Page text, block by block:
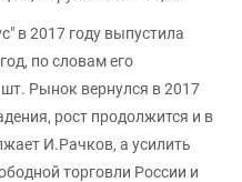
в 2017 году выпустила
по словам его
шт. Рынок вернулся в 2017
рост продолжится и в
И.Рачков, а усилить
торговли России и